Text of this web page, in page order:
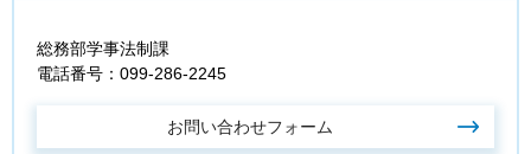
総務部学事法制課
電話番号：099-286-2245